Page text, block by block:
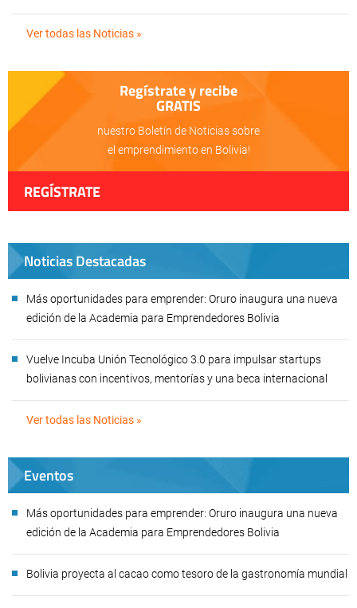
Ver todas las Noticias »
Regístrate y recibe
GRATIS
nuestro Boletín de Noticias sobre
el emprendimiento en Bolivia!
REGÍSTRATE
Noticias Destacadas
Más oportunidades para emprender: Oruro inaugura una nueva
edición de la Academia para Emprendedores Bolivia
Vuelve Incuba Unión Tecnológico 3.0 para impulsar startups
bolivianas con incentivos, mentorías y una beca internacional
Ver todas las Noticias »
Eventos
Más oportunidades para emprender: Oruro inaugura una nueva
edición de la Academia para Emprendedores Bolivia
Bolivia proyecta al cacao como tesoro de la gastronomía mundial